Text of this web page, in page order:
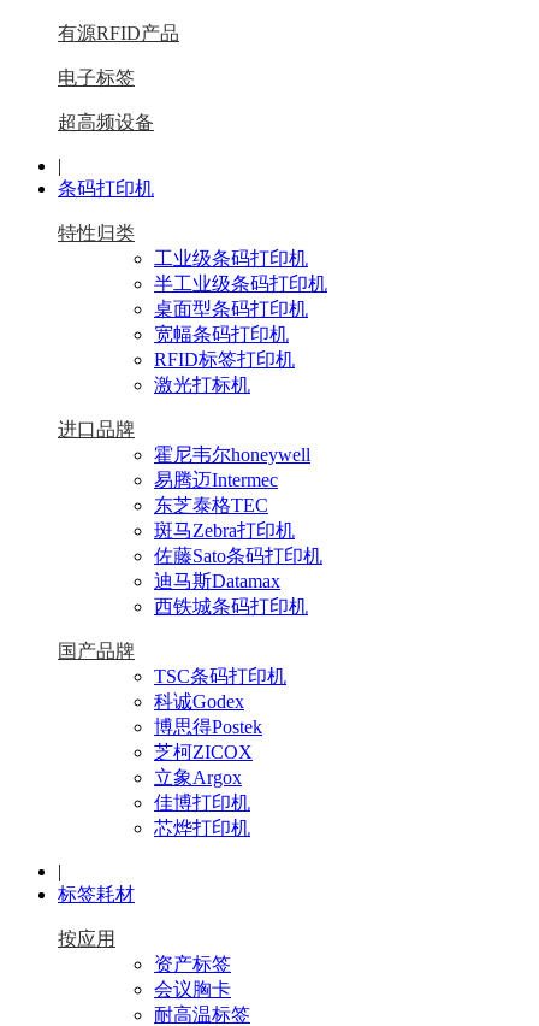
有源RFID产品
电子标签
超高频设备
|
条码打印机
特性归类
工业级条码打印机
半工业级条码打印机
桌面型条码打印机
宽幅条码打印机
RFID标签打印机
激光打标机
进口品牌
霍尼韦尔honeywell
易腾迈Intermec
东芝泰格TEC
斑马Zebra打印机
佐藤Sato条码打印机
迪马斯Datamax
西铁城条码打印机
国产品牌
TSC条码打印机
科诚Godex
博思得Postek
芝柯ZICOX
立象Argox
佳博打印机
芯烨打印机
|
标签耗材
按应用
资产标签
会议胸卡
耐高温标签